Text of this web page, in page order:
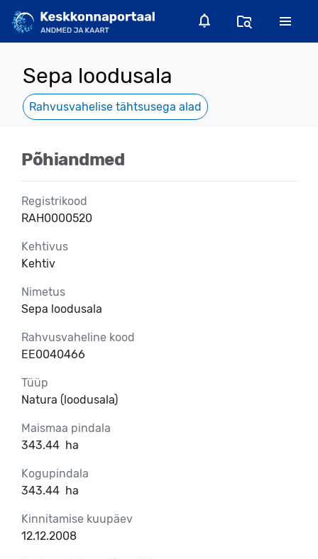
Sepa loodusala
Rahvusvahelise tähtsusega alad
Põhiandmed
Registrikood
RAH0000520
Kehtivus
Kehtiv
Nimetus
Sepa loodusala
Rahvusvaheline kood
EE0040466
Tüüp
Natura (loodusala)
Maismaa pindala
343.44 ha
Kogupindala
343.44 ha
Kinnitamise kuupäev
12.12.2008